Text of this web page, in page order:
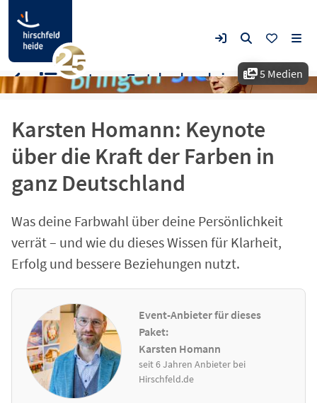
5 Medien
Karsten Homann: Keynote
über die Kraft der Farben in
ganz Deutschland
Was deine Farbwahl über deine Persönlichkeit
verrät – und wie du dieses Wissen für Klarheit,
Erfolg und bessere Beziehungen nutzt.
Event-Anbieter für dieses
Paket:
Karsten Homann
seit 6 Jahren Anbieter bei
Hirschfeld.de
Vortrag: Entdecke deinen Farbcode